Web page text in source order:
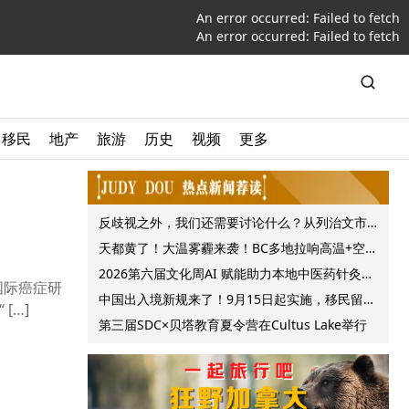
An error occurred: Failed to fetch
An error occurred: Failed to fetch
移民 地产 旅游 历史 视频 更多
癌症研
[…]
反歧视之外，我们还需要讨论什么？从列治文市
议会一项动议谈起
天都黄了！大温雾霾来袭！BC多地拉响高温+空气
质量预警 最高可达35°C！
2026第六届文化周AI 赋能助力本地中医药针灸服
务提质升级
中国出入境新规来了！9月15日起实施，移民留学
中介迎来最强监管！
第三届SDC×贝塔教育夏令营在Cultus Lake举行